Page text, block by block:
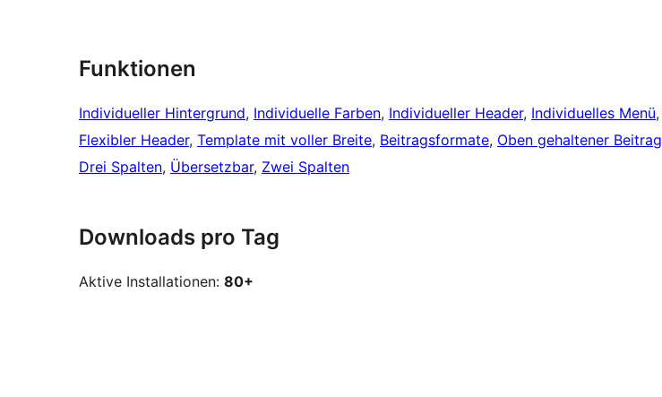
Funktionen
Individueller Hintergrund, Individuelle Farben, Individueller Header, Individuelles Menü,
Flexibler Header, Template mit voller Breite, Beitragsformate, Oben gehaltener Beitrag
Drei Spalten, Übersetzbar, Zwei Spalten
Downloads pro Tag
Aktive Installationen: 80+